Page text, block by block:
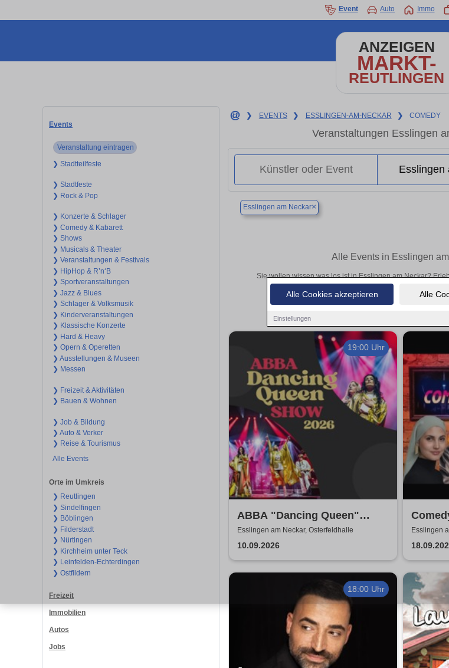
Alle Cookies akzeptieren Alle
Einstellungen
Event Auto Immo
ANZEIGEN
MARKT-
REUTLINGEN
Events
Veranstaltung eintragen
❯ Stadtteilfeste
❯ Stadtfeste
❯ Rock & Pop
❯ Konzerte & Schlager
❯ Comedy & Kabarett
❯ Shows
❯ Musicals & Theater
❯ Veranstaltungen & Festivals
❯ HipHop & R’n‘B
❯ Sportveranstaltungen
❯ Jazz & Blues
❯ Schlager & Volksmusik
❯ Kinderveranstaltungen
❯ Klassische Konzerte
❯ Hard & Heavy
❯ Opern & Operetten
❯ Ausstellungen & Museen
❯ Messen
❯ Freizeit & Aktivitäten
❯ Bauen & Wohnen
❯ Job & Bildung
❯ Auto & Verker
❯ Reise & Tourismus
Alle Events
Orte im Umkreis
❯ Reutlingen
❯ Sindelfingen
❯ Böblingen
❯ Filderstadt
❯ Nürtingen
❯ Kirchheim unter Teck
❯ Leinfelden-Echterdingen
❯ Ostfildern
Freizeit
Immobilien
Autos
Jobs
❯ EVENTS ❯ ESSLINGEN-AM-NECKAR ❯ COMEDY
Veranstaltungen Esslingen
Esslingen am Neckar×
Alle Events in Esslingen
Sie wollen wissen was los ist in Esslingen am Neckar?
inspirierende Theateraufführungen oder aufregende
19:00 Uhr
ABBA "Dancing Queen"
Show 2026
Esslingen am Neckar, Osterfeldhalle
10.09.2026
Esslingen
18:00 Uhr